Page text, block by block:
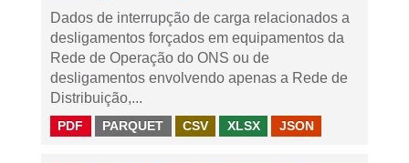
Dados de interrupção de carga relacionados a
desligamentos forçados em equipamentos da
Rede de Operação do ONS ou de
desligamentos envolvendo apenas a Rede de
Distribuição,...
PDF PARQUET CSV XLSX JSON